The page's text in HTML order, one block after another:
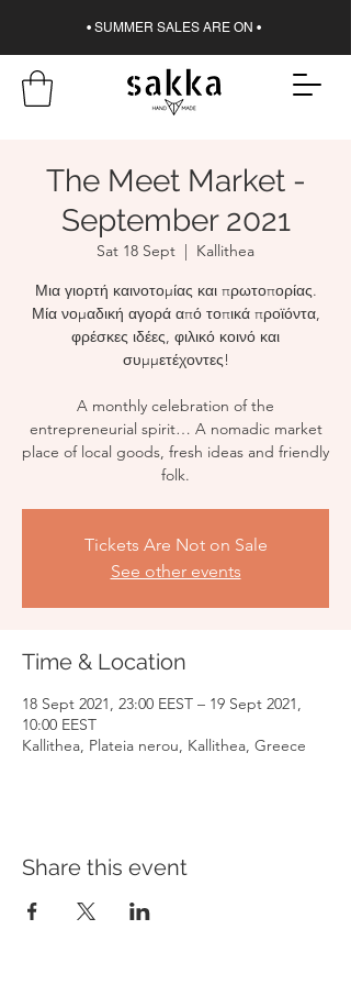
• SUMMER SALES ARE ON •
The Meet Market -
September 2021
Sat 18 Sept
Kallithea
Μια γιορτή καινοτομίας και πρωτοπορίας.
Μία νομαδική αγορά από τοπικά προϊόντα,
φρέσκες ιδέες, φιλικό κοινό και
συμμετέχοντες!
A monthly celebration of the
entrepreneurial spirit… A nomadic market
place of local goods, fresh ideas and friendly
folk.
Tickets Are Not on Sale
See other events
Time & Location
18 Sept 2021, 23:00 EEST – 19 Sept 2021,
10:00 EEST
Kallithea, Plateia nerou, Kallithea, Greece
Share this event